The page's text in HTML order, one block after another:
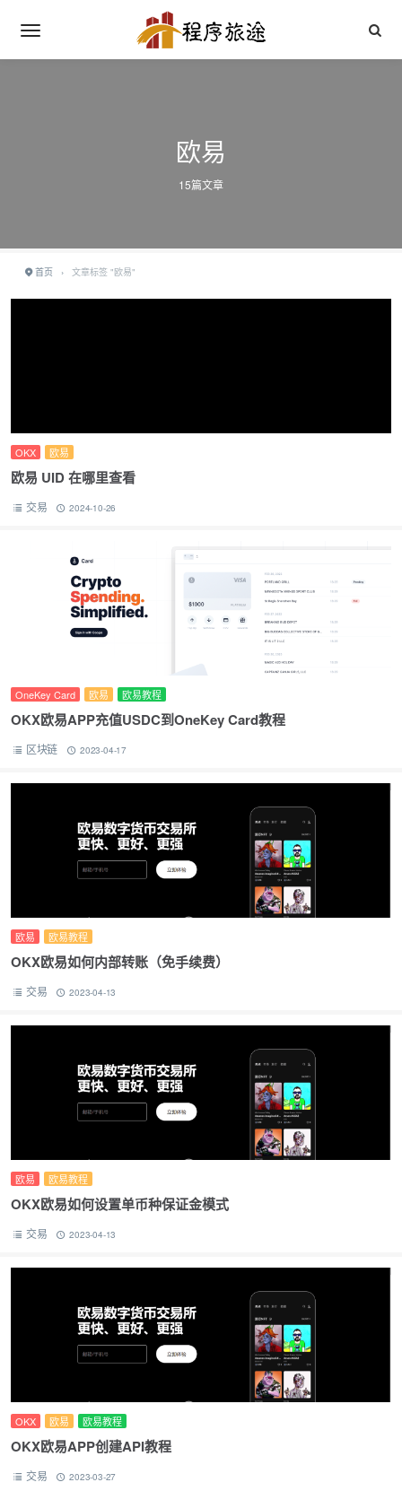
欧易
15篇文章
首页 › 文章标签 "欧易"
OKX 欧易
欧易 UID 在哪里查看
交易 2024-10-26
OneKey Card 欧易 欧易教程
OKX欧易APP充值USDC到OneKey Card教程
区块链 2023-04-17
欧易 欧易教程
OKX欧易如何内部转账（免手续费）
交易 2023-04-13
欧易 欧易教程
OKX欧易如何设置单币种保证金模式
交易 2023-04-13
OKX 欧易 欧易教程
OKX欧易APP创建API教程
交易 2023-03-27